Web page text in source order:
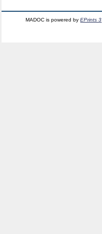
MADOC is powered byEPrints 3